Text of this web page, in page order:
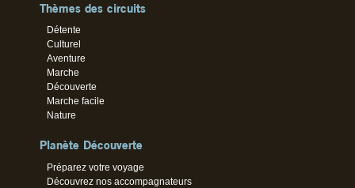
Thèmes des circuits
Détente
Culturel
Aventure
Marche
Découverte
Marche facile
Nature
Planète Découverte
Préparez votre voyage
Découvrez nos accompagnateurs